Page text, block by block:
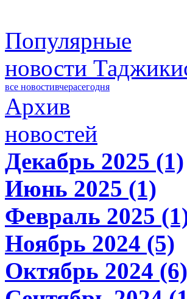
Популярные
новости
все новостивчерасегодня
Архив
новостей
Декабрь 2025 (1)
Июнь 2025 (1)
Февраль 2025
Ноябрь 2024 (5)
Октябрь 2024 (6)